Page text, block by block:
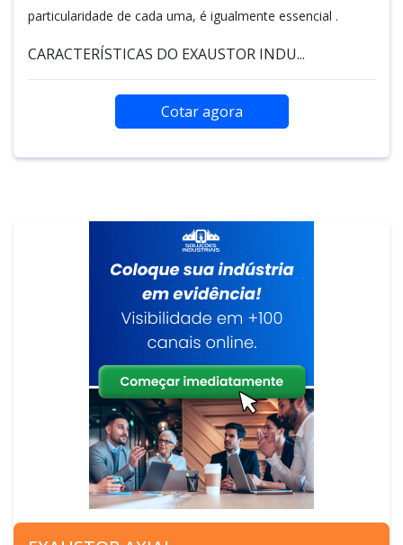
particularidade de cada uma, é igualmente essencial .
CARACTERÍSTICAS DO EXAUSTOR INDU...
Cotar agora